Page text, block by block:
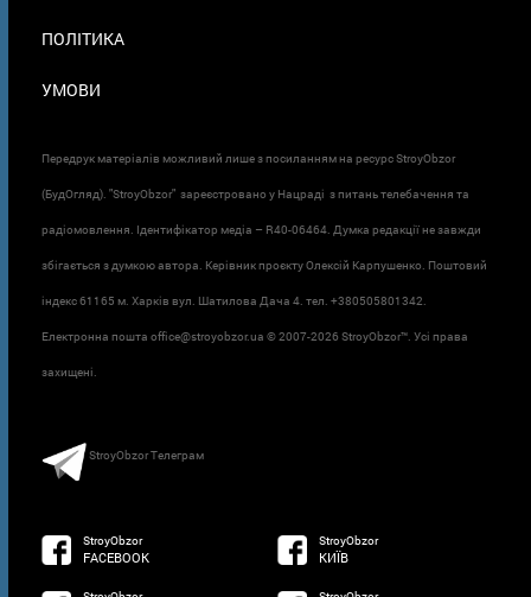
ПОЛІТИКА
УМОВИ
Передрук матеріалів можливий лише з посиланням на ресурс StroyObzor
(БудОгляд). "StroyObzor" зареєстровано у Нацраді з питань телебачення та
радіомовлення. Ідентифікатор медіа – R40-06464. Думка редакції не завжди
збігається з думкою автора. Керівник проєкту Олексій Карпушенко. Поштовий
індекс 61165 м. Харків вул. Шатилова Дача 4. тел. +380505801342.
Електронна пошта office@stroyobzor.ua © 2007-2026 StroyObzor™. Усі права
захищені.
StroyObzor Телеграм
StroyObzor
FACEBOOK
StroyObzor
КИЇВ